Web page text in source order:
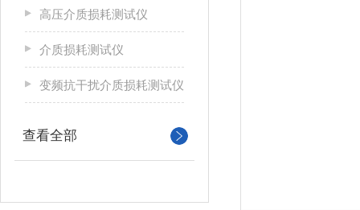
高压介质损耗测试仪
介质损耗测试仪
变频抗干扰介质损耗测试仪
查看全部